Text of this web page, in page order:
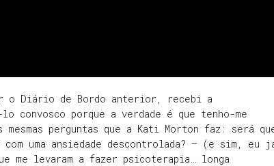
o Diário de Bordo anterior, recebi a
porque a verdade é que tenho-me
perguntas que a Kati Morton faz: será
uma ansiedade descontrolada? — (e sim, eu
me levaram a fazer psicoterapia… longa